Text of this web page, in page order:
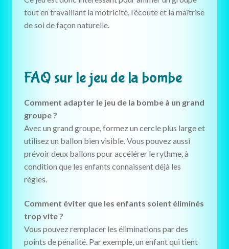
tout en travaillant la motricité, l’écoute et la maîtrise
de soi de façon naturelle.
FAQ sur le jeu de la bombe
Comment adapter le jeu de la bombe à un grand
groupe ?
Avec un grand groupe, formez un cercle plus large et
utilisez un ballon bien visible. Vous pouvez aussi
prévoir deux ballons pour accélérer le rythme, à
condition que les enfants connaissent déjà les
règles.
Comment éviter que les enfants soient éliminés
trop vite ?
Vous pouvez remplacer les éliminations par des
points de pénalité. Par exemple, un enfant qui tient